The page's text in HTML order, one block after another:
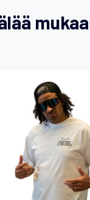
on
Voit
tehdä